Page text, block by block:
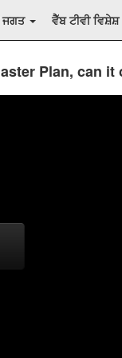
ਜਗਤ ਵੈੱਬ ਟੀਵੀ ਵਿਸ਼ੇਸ਼
Plan, can